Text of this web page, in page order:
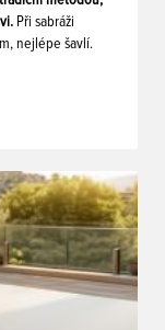
Při sabráži
nejlépe šavlí.